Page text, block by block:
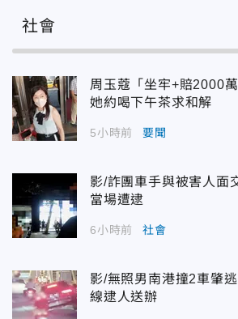
社會
周玉蔻「坐牢+賠2000
她約喝下午茶求和解
5小時前 要聞
影/詐團車手與被害人
當場遭逮
6小時前 社會
影/無照男南港撞2車肇
線逮人送辦